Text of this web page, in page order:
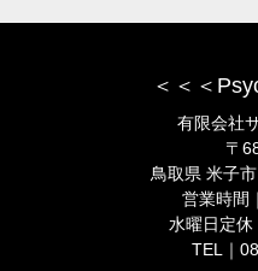
＜＜＜
有限会社
〒
鳥取県 米子
営業時間
水曜日定休
TEL｜